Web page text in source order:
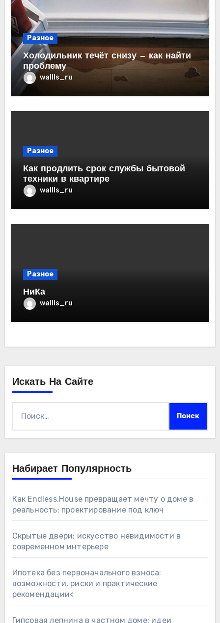
Разное
Холодильник течёт снизу — как найти
проблему
wallls_ru
Разное
Как продлить срок службы бытовой
техники в квартире
wallls_ru
Разное
НиКа
wallls_ru
Искать На Сайте
Набирает Популярность
Как Endless.House превращает мечту о доме в
реальность: проектирование под ключ
Скрытые двери: искусство невидимости в
современном интерьере
Ипотека без первоначального взноса:
возможности, риски и практические
рекомендации<
Гипсовая лепнина в частном доме: идеи